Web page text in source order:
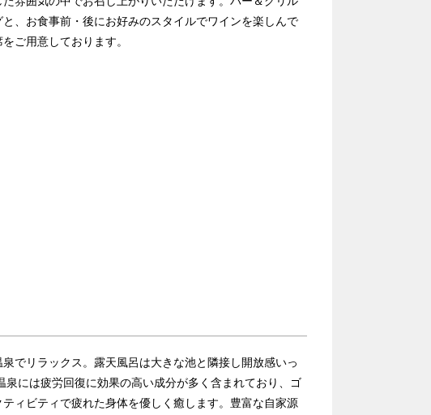
と、お食事前・後にお好みのスタイルでワインを楽しんで
ご用意しております。
でリラックス。露天風呂は大きな池と隣接し開放感いっ
泉には疲労回復に効果の高い成分が多く含まれており、ゴ
ィビティで疲れた身体を優しく癒します。豊富な自家源